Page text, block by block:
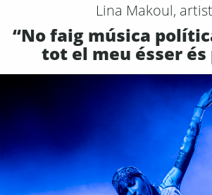
Lina Makoul,
“No faig música
tot el meu ésser